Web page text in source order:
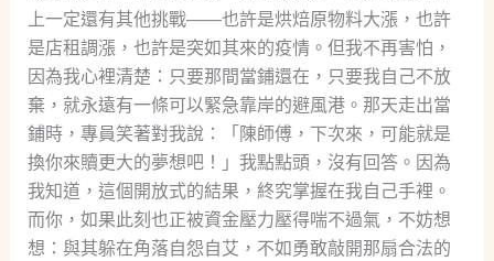
上一定還有其他挑戰——也許是烘焙原物料大漲，也許
是店租調漲，也許是突如其來的疫情。但我不再害怕，
因為我心裡清楚：只要那間當鋪還在，只要我自己不放
棄，就永遠有一條可以緊急靠岸的避風港。那天走出當
鋪時，專員笑著對我說：「陳師傅，下次來，可能就是
換你來贖更大的夢想吧！」我點點頭，沒有回答。因為
我知道，這個開放式的結果，終究掌握在我自己手裡。
而你，如果此刻也正被資金壓力壓得喘不過氣，不妨想
想：與其躲在角落自怨自艾，不如勇敢敲開那扇合法的